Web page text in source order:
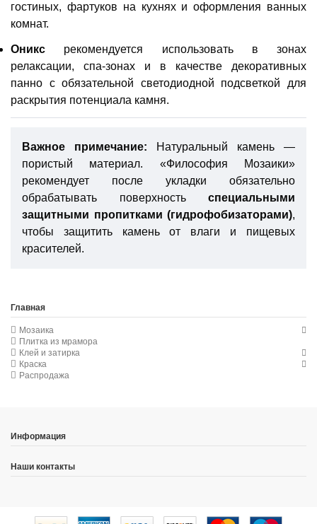
гостиных, фартуков на кухнях и оформления ванных
комнат.
Оникс рекомендуется использовать в зонах
релаксации, спа-зонах и в качестве декоративных
панно с обязательной светодиодной подсветкой для
раскрытия потенциала камня.
Важное примечание: Натуральный камень —
пористый материал. «Философия Мозаики»
рекомендует после укладки обязательно
обрабатывать поверхность специальными
защитными пропитками (гидрофобизаторами),
чтобы защитить камень от влаги и пищевых
красителей.
Главная
Мозаика
Плитка из мрамора
Клей и затирка
Краска
Распродажа
Информация
Наши контакты